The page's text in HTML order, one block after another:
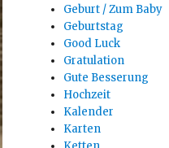
Geburt / Zum Baby
Geburtstag
Good Luck
Gratulation
Gute Besserung
Hochzeit
Kalender
Karten